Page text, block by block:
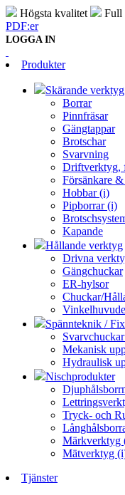
Högsta kvalitet Full
PDF:er
LOGGA IN
Produkter
Skärande verktyg
Borrar
Pinnfräsar
Gängtappar
Brotschar
Svarvning
Driftverktyg,
Försänkare
Hobbar (i)
Pipborrar (i)
Kapande
Hållande verktyg
Drivna
Gängchuckar
ER-hylsor
Chuckar/
Spännteknik /
Mekanisk
Hydraulisk
Nischprodukter
Tryck- och
Märkverktyg
Mätverktyg
Tjänster